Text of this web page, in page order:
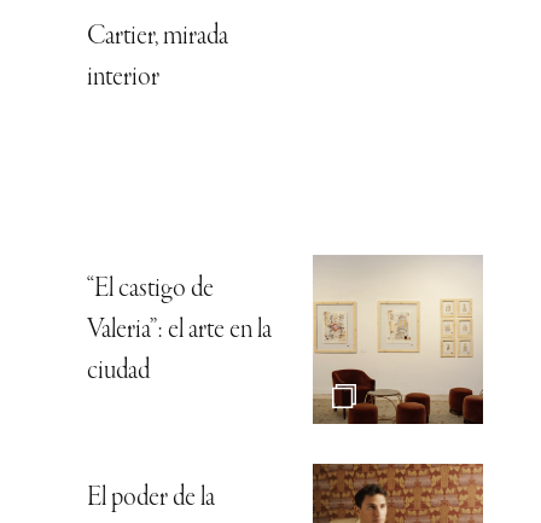
Cartier, mirada
interior
“El castigo de
Valeria”: el arte en la
ciudad
El poder de la